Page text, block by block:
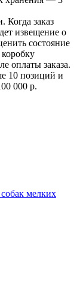
Когда заказ
извещение о
состояние
оплаты заказа.
10 позиций и
000 р.
мелких